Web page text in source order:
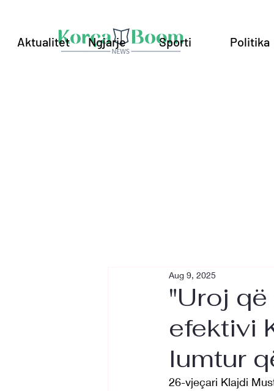
Aktualitet Ngjarje Sporti Politika
"Uroj
efektivi
lumtur
Aug 9, 2025
26-vjeçari Klajdi